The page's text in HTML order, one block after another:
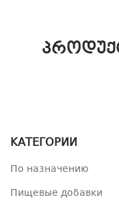
КАТЕГОРИИ
По назначению
Пищевые добавки